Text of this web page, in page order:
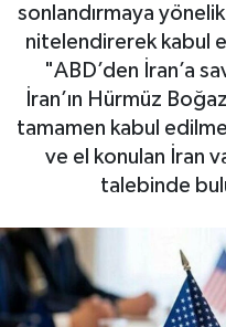
sonlandırmaya
nitelendirerek kabul
"ABD’den İran’a
İran’ın Hürmüz
tamamen kabul
ve el konulan İran
talebinde
MAGAZİN
OTO DETAY
SAĞLIK
SON DAKİKA
SPOR
FİNANS
Haber Arşivi